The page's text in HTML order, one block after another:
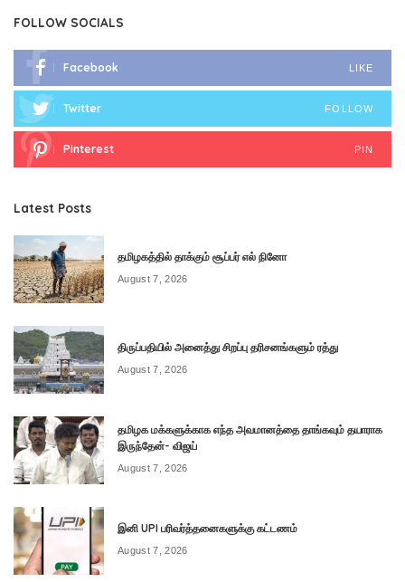
FOLLOW SOCIALS
Facebook LIKE
Twitter FOLLOW
Pinterest PIN
Latest Posts
தமிழகத்தில் தாக்கும் சூப்பர் எல் நினோ
August 7, 2026
திருப்பதியில் அனைத்து சிறப்பு தரிசனங்களும் ரத்து
August 7, 2026
தமிழக மக்களுக்காக எந்த அவமானத்தை தாங்கவும் தயாராக
இருந்தேன்- விஜய்
August 7, 2026
இனி UPI பரிவர்த்தனைகளுக்கு கட்டணம்
August 7, 2026